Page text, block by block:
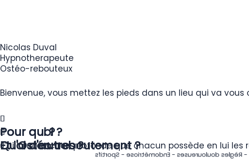
Nicolas Duval
Hypnotherapeute
Ostéo-rebouteux
Bienvenue, vous mettez les pieds dans un lieu qui va
Pour qui ?
Pour quoi ?
Quoi d'autres ?
Et l'Ostéo-reboutement ?
Mal de dos -Tendinites - Lombalgies -
J’ai la conviction profonde que chacun possède en lui